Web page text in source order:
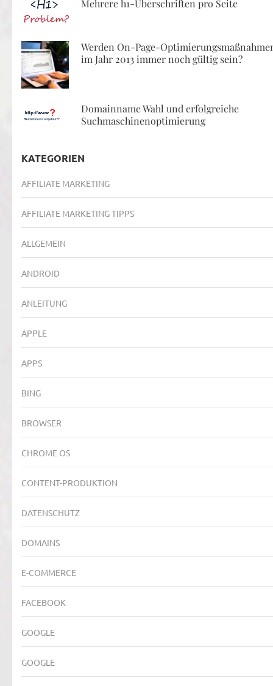
Mehrere h1-Überschriften pro Seite
Werden On-Page-
im Jahr 2013 immer noch gültig sein?
Domainname Wahl und erfolgreiche
Suchmaschinenoptimierung
KATEGORIEN
AFFILIATE MARKETING
AFFILIATE MARKETING TIPPS
ALLGEMEIN
ANDROID
ANLEITUNG
APPLE
APPS
BING
BROWSER
CHROME OS
CONTENT-PRODUKTION
DATENSCHUTZ
DOMAINS
E-COMMERCE
FACEBOOK
GOOGLE
GOOGLE